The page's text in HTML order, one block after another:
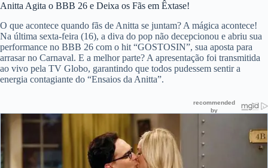
Anitta Agita o BBB 26 e Deixa os Fãs em Êxtase!
O que acontece quando fãs de Anitta se juntam? A mágica acontece!
Na última sexta-feira (16), a diva do pop não decepcionou e abriu sua
performance no BBB 26 com o hit “GOSTOSIN”, sua aposta para
arrasar no Carnaval. E a melhor parte? A apresentação foi transmitida
ao vivo pela TV Globo, garantindo que todos pudessem sentir a
energia contagiante do “Ensaios da Anitta”.